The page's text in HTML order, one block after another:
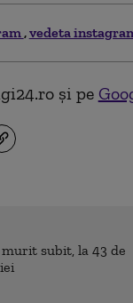
vedeta
și pe